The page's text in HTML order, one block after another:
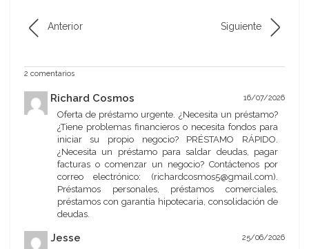
Anterior Siguiente
2 comentarios
Richard Cosmos 16/07/2026
Oferta de préstamo urgente. ¿Necesita un préstamo?
¿Tiene problemas financieros o necesita fondos para
iniciar su propio negocio? PRÉSTAMO RÁPIDO.
¿Necesita un préstamo para saldar deudas, pagar
facturas o comenzar un negocio? Contáctenos por
correo electrónico: (richardcosmos5@gmail.com).
Préstamos personales, préstamos comerciales,
préstamos con garantía hipotecaria, consolidación de
deudas.
Jesse 25/06/2026